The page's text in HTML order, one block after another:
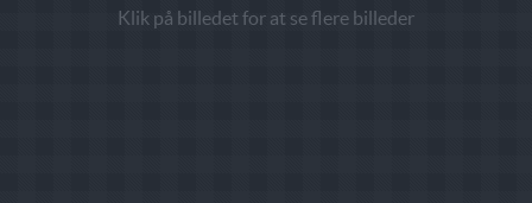
Klik på billedet for at se flere billeder